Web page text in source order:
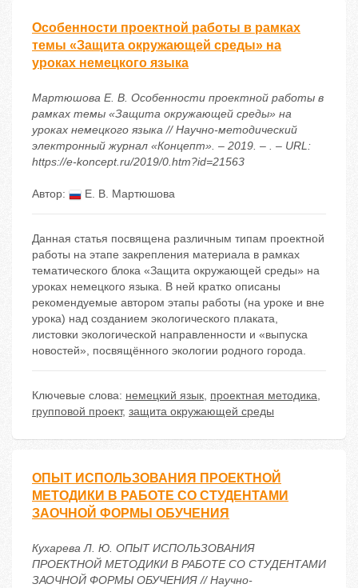
Особенности проектной работы в рамках
темы «Защита окружающей среды» на
уроках немецкого языка
Мартюшова Е. В. Особенности проектной работы в
рамках темы «Защита окружающей среды» на
уроках немецкого языка // Научно-методический
электронный журнал «Концепт». – 2019. – . – URL:
https://e-koncept.ru/2019/0.htm?id=21563
Автор: Е. В. Мартюшова
Данная статья посвящена различным типам проектной
работы на этапе закрепления материала в рамках
тематического блока «Защита окружающей среды» на
уроках немецкого языка. В ней кратко описаны
рекомендуемые автором этапы работы (на уроке и вне
урока) над созданием экологического плаката,
листовки экологической направленности и «выпуска
новостей», посвящённого экологии родного города.
Ключевые слова: немецкий язык, проектная методика,
групповой проект, защита окружающей среды
ОПЫТ ИСПОЛЬЗОВАНИЯ ПРОЕКТНОЙ
МЕТОДИКИ В РАБОТЕ СО СТУДЕНТАМИ
ЗАОЧНОЙ ФОРМЫ ОБУЧЕНИЯ
Кухарева Л. Ю. ОПЫТ ИСПОЛЬЗОВАНИЯ
ПРОЕКТНОЙ МЕТОДИКИ В РАБОТЕ СО СТУДЕНТАМИ
ЗАОЧНОЙ ФОРМЫ ОБУЧЕНИЯ // Научно-